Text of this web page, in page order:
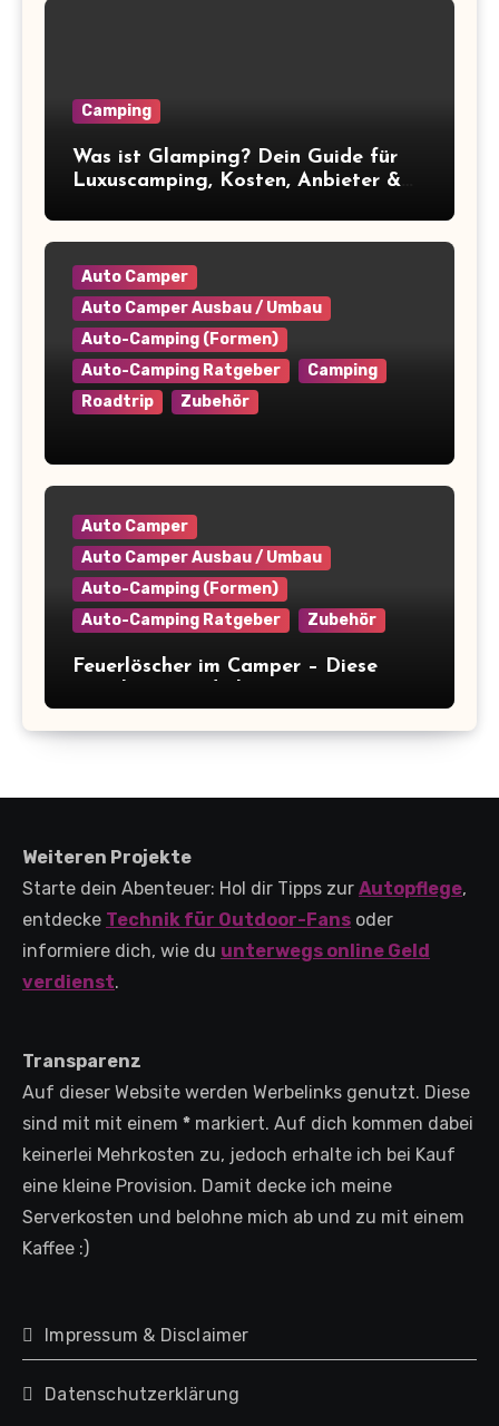
Camping
Was ist Glamping? Dein Guide für
Luxuscamping, Kosten, Anbieter &
Auto Camper
Auto Camper Ausbau / Umbau
Auto-Camping (Formen)
Auto-Camping Ratgeber
Camping
Roadtrip
Zubehör
Auto Camper
Auto Camper Ausbau / Umbau
Auto-Camping (Formen)
Auto-Camping Ratgeber
Zubehör
Feuerlöscher im Camper – Diese
(+Kaufberatung)
Weiteren Projekte
Starte dein Abenteuer: Hol dir Tipps zur Autopflege,
entdecke Technik für Outdoor-Fans oder
informiere dich, wie du unterwegs online Geld
verdienst.
Transparenz
Auf dieser Website werden Werbelinks genutzt. Diese
sind mit mit einem * markiert. Auf dich kommen dabei
keinerlei Mehrkosten zu, jedoch erhalte ich bei Kauf
eine kleine Provision. Damit decke ich meine
Serverkosten und belohne mich ab und zu mit einem
Kaffee :)
Impressum & Disclaimer
Datenschutzerklärung